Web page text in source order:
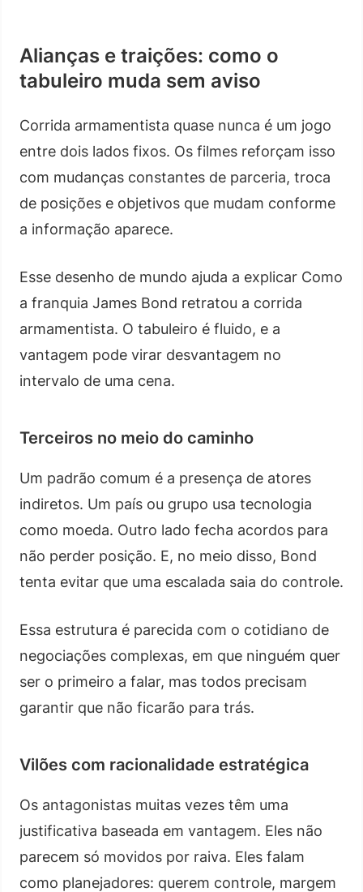
Alianças e traições: como o
tabuleiro muda sem aviso
Corrida armamentista quase nunca é um jogo
entre dois lados fixos. Os filmes reforçam isso
com mudanças constantes de parceria, troca
de posições e objetivos que mudam conforme
a informação aparece.
Esse desenho de mundo ajuda a explicar Como
a franquia James Bond retratou a corrida
armamentista. O tabuleiro é fluido, e a
vantagem pode virar desvantagem no
intervalo de uma cena.
Terceiros no meio do caminho
Um padrão comum é a presença de atores
indiretos. Um país ou grupo usa tecnologia
como moeda. Outro lado fecha acordos para
não perder posição. E, no meio disso, Bond
tenta evitar que uma escalada saia do controle.
Essa estrutura é parecida com o cotidiano de
negociações complexas, em que ninguém quer
ser o primeiro a falar, mas todos precisam
garantir que não ficarão para trás.
Vilões com racionalidade estratégica
Os antagonistas muitas vezes têm uma
justificativa baseada em vantagem. Eles não
parecem só movidos por raiva. Eles falam
como planejadores: querem controle, margem